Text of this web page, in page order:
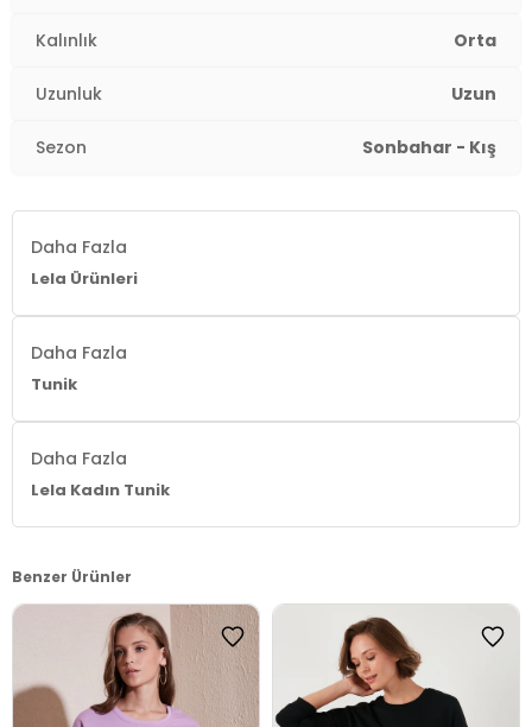
Kalınlık Orta
Uzunluk Uzun
Sezon Sonbahar - Kış
Daha Fazla
Lela Ürünleri
Daha Fazla
Tunik
Daha Fazla
Lela Kadın Tunik
Benzer Ürünler